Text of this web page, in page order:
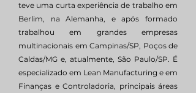
teve uma curta experiência de trabalho em
Berlim, na Alemanha, e após formado
trabalhou em grandes empresas
multinacionais em Campinas/SP, Poços de
Caldas/MG e, atualmente, São Paulo/SP. É
especializado em Lean Manufacturing e em
Finanças e Controladoria, principais áreas